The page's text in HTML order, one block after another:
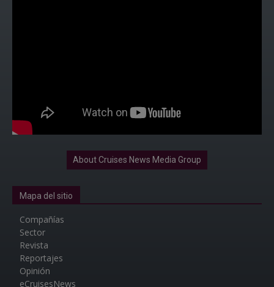
About Cruises News Media Group
Mapa del sitio
Compañías
Sector
Revista
Reportajes
Opinión
eCruisesNews